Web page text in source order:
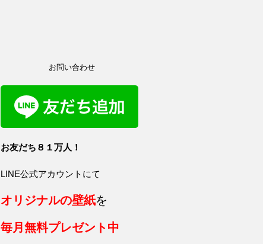
お問い合わせ
お友だち８１万人！
LINE公式アカウントにて
オリジナルの壁紙を
毎月 無料プレゼント中